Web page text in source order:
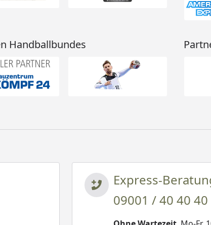
Handballbundes
Express-
09001 / 40 40 40